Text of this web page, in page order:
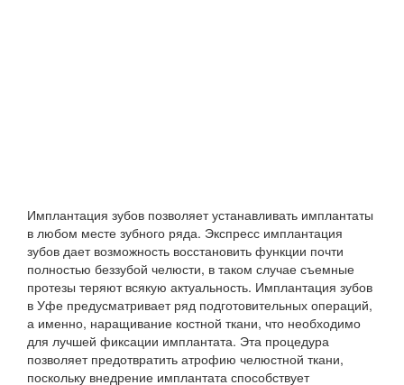
Имплантация зубов позволяет устанавливать имплантаты
в любом месте зубного ряда. Экспресс имплантация
зубов дает возможность восстановить функции почти
полностью беззубой челюсти, в таком случае съемные
протезы теряют всякую актуальность. Имплантация зубов
в Уфе предусматривает ряд подготовительных операций,
а именно, наращивание костной ткани, что необходимо
для лучшей фиксации имплантата. Эта процедура
позволяет предотвратить атрофию челюстной ткани,
поскольку внедрение имплантата способствует